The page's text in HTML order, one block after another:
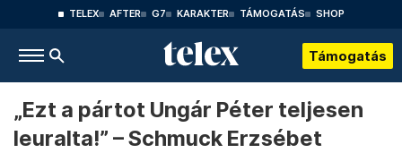
TELEX AFTER G7 KARAKTER TÁMOGATÁS SHOP
Támogatás
„Ezt a pártot Ungár Péter teljesen
leuralta!” – Schmuck Erzsébet